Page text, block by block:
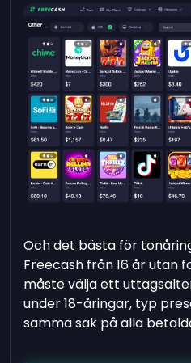
Och det bästa för
Freecash från 16 år utan
måste välja ett
under 18-åringar, typ
samma sak på alla